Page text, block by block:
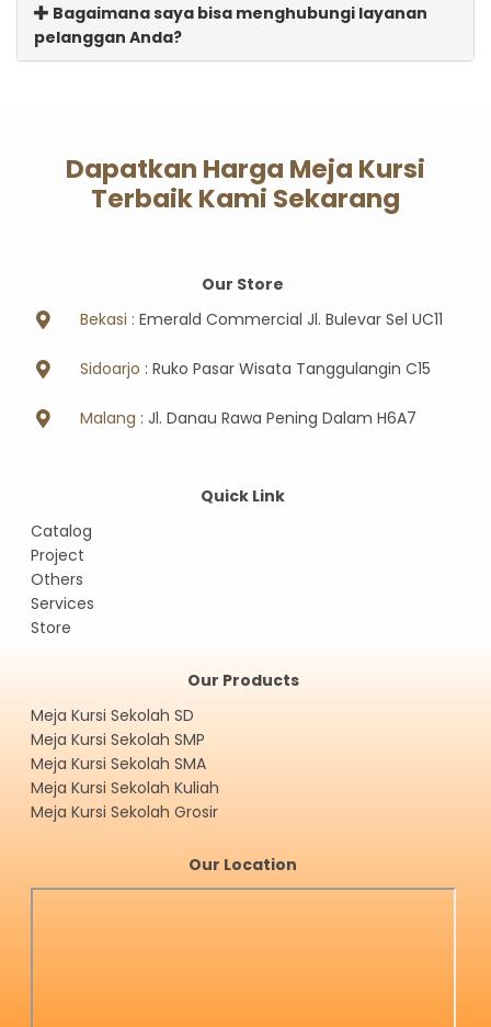
Bagaimana saya bisa menghubungi layanan
pelanggan Anda?
Dapatkan Harga Meja Kursi
Terbaik Kami Sekarang
Our Store
Bekasi : Emerald Commercial Jl. Bulevar Sel UC11
Sidoarjo : Ruko Pasar Wisata Tanggulangin C15
Malang : Jl. Danau Rawa Pening Dalam H6A7
Quick Link
Catalog
Project
Others
Services
Store
Our Products
Meja Kursi Sekolah SD
Meja Kursi Sekolah SMP
Meja Kursi Sekolah SMA
Meja Kursi Sekolah Kuliah
Meja Kursi Sekolah Grosir
Our Location